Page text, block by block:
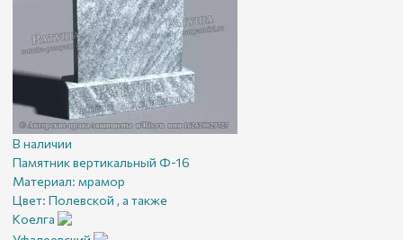
В наличии
Памятник вертикальный Ф-16
Материал: мрамор
Цвет: Полевской , а также
Коелга